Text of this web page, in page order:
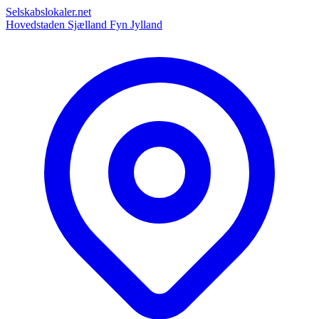
Selskabslokaler.net
Hovedstaden Sjælland Fyn Jylland